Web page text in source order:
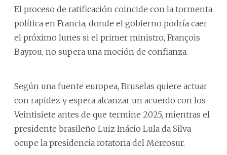
El proceso de ratificación coincide con la tormenta
política en Francia, donde el gobierno podría caer
el próximo lunes si el primer ministro, François
Bayrou, no supera una moción de confianza.
Según una fuente europea, Bruselas quiere actuar
con rapidez y espera alcanzar un acuerdo con los
Veintisiete antes de que termine 2025, mientras el
presidente brasileño Luiz Inácio Lula da Silva
ocupe la presidencia rotatoria del Mercosur.